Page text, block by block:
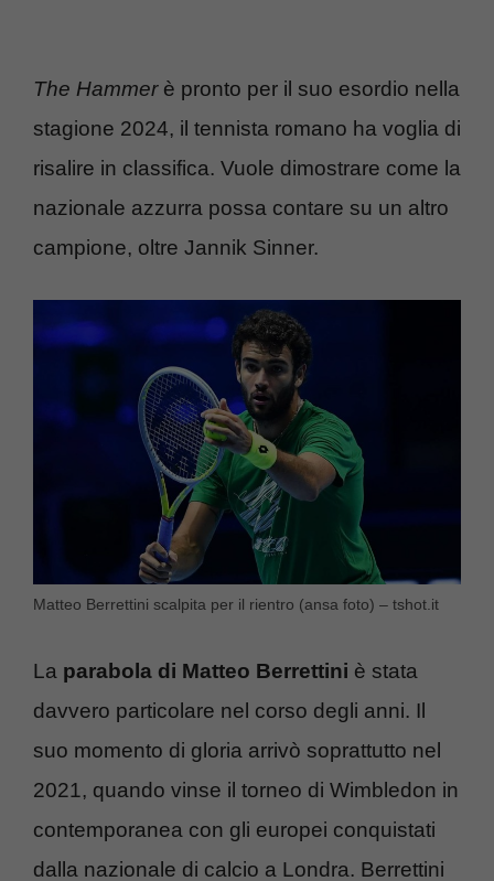
The Hammerè pronto per il suo esordio nella
stagione 2024, il tennista romano ha voglia di
risalire in classifica. Vuole dimostrare come la
nazionale azzurra possa contare su un altro
campione, oltre Jannik Sinner.
Matteo Berrettini scalpita per il rientro (ansa foto) – tshot.it
La parabola di Matteo Berrettini è stata
davvero particolare nel corso degli anni. Il
suo momento di gloria arrivò soprattutto nel
2021, quando vinse il torneo di Wimbledon in
contemporanea con gli europei conquistati
dalla nazionale di calcio a Londra. Berrettini